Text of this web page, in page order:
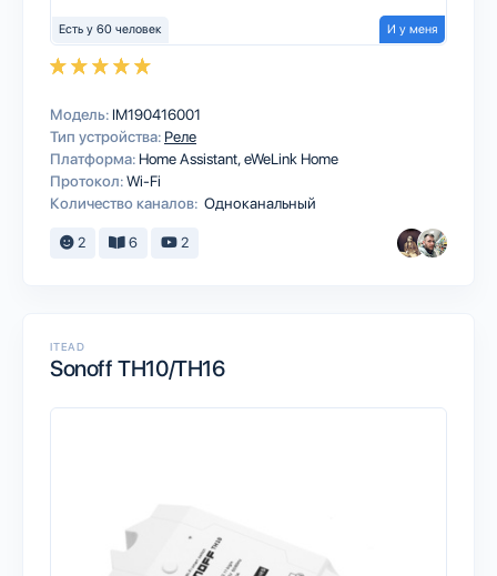
Есть у 60 человек И у меня
Модель: IM190416001
Тип устройства: Реле
Платформа: Home AssistanteWeLink Home
Протокол:Wi-Fi
Количество каналов: Одноканальный
2 6 2
ITEAD
Sonoff TH10/TH16